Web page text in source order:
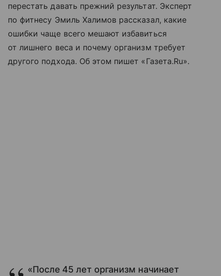
перестать давать прежний результат. Эксперт
по фитнесу Эмиль Халимов рассказал, какие
ошибки чаще всего мешают избавиться
от лишнего веса и почему организм требует
другого подхода. Об этом пишет «Газета.Ru».
«После 45 лет организм начинает